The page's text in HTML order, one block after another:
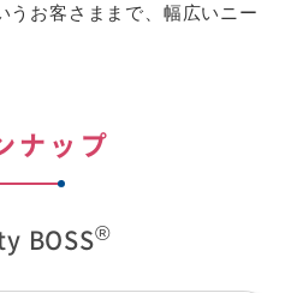
うお客さままで、幅広いニー
ナップ
BOSS®